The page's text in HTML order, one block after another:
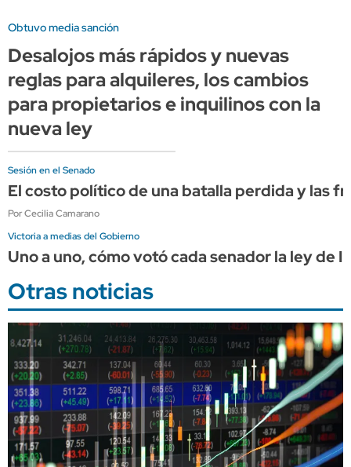
Obtuvo media sanción
Desalojos más rápidos y nuevas
reglas para alquileres, los cambios
para propietarios e inquilinos con la
nueva ley
Sesión en el Senado
El costo político de una batalla perdida y las
Por Cecilia Camarano
Victoria a medias del Gobierno
Uno a uno, cómo votó cada senador la ley de
Otras noticias